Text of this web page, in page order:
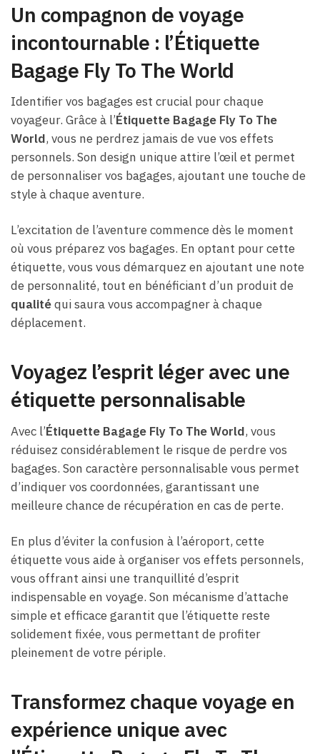
Un compagnon de voyage
incontournable : l’Étiquette
Bagage Fly To The World
Identifier vos bagages est crucial pour chaque
voyageur. Grâce à l’Étiquette Bagage Fly To The
World, vous ne perdrez jamais de vue vos effets
personnels. Son design unique attire l’œil et permet
de personnaliser vos bagages, ajoutant une touche de
style à chaque aventure.
L’excitation de l’aventure commence dès le moment
où vous préparez vos bagages. En optant pour cette
étiquette, vous vous démarquez en ajoutant une note
de personnalité, tout en bénéficiant d’un produit de
qualitéqui saura vous accompagner à chaque
déplacement.
Voyagez l’esprit léger avec une
étiquette personnalisable
Avec l’Étiquette Bagage Fly To The World, vous
réduisez considérablement le risque de perdre vos
bagages. Son caractère personnalisable vous permet
d’indiquer vos coordonnées, garantissant une
meilleure chance de récupération en cas de perte.
En plus d’éviter la confusion à l’aéroport, cette
étiquette vous aide à organiser vos effets personnels,
vous offrant ainsi une tranquillité d’esprit
indispensable en voyage. Son mécanisme d’attache
simple et efficace garantit que l’étiquette reste
solidement fixée, vous permettant de profiter
pleinement de votre périple.
Transformez chaque voyage en
expérience unique avec